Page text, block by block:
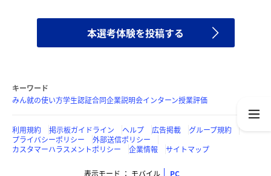
本選考体験を投稿する
キーワード
みん就の使い方学生認証合同企業説明会インターン授業評価
利用規約 掲示板ガイドライン ヘルプ 広告掲載
グループ規約
プライバシーポリシー
外部送信ポリシー
カスタマーハラスメントポリシー
企業情報 サイトマップ
表示モード モバイル PC